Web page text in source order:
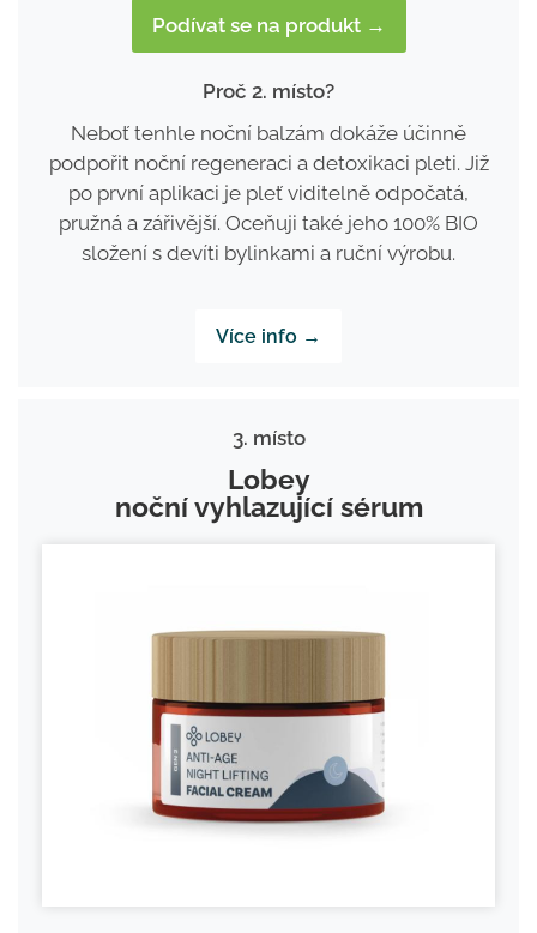
Podívat se na produkt →
Proč 2. místo?
Neboť tenhle noční balzám dokáže účinně
podpořit noční regeneraci a detoxikaci pleti. Již
po první aplikaci je pleť viditelně odpočatá,
pružná a zářivější. Oceňuji také jeho 100% BIO
složení s devíti bylinkami a ruční výrobu.
Více info →
3. místo
Lobey
noční vyhlazující sérum